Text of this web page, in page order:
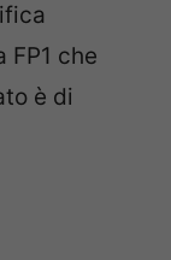
FP1 che
è di